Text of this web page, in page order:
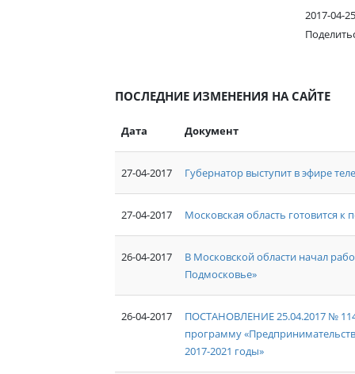
2017-04-25
ПОСЛЕДНИЕ ИЗМЕНЕНИЯ НА САЙТЕ
Дата Документ
27-04-2017 Губернатор выступит в эфире
27-04-2017 Московская область готовится
26-04-2017
В Московской области начал
Подмосковье»
26-04-2017
ПОСТАНОВЛЕНИЕ 25.04.2017 №
программу
2017-2021 годы»